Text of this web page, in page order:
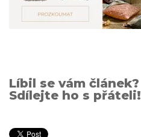
Líbil se vám článek?
Sdílejte ho s přáteli!